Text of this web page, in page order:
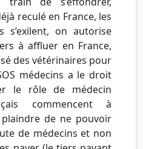
reculé en France, les
s’exilent, on autorise
à affluer en France,
des vétérinaires pour
médecins a le droit
le rôle de médecin
commencent à
de ne pouvoir
de médecins et non